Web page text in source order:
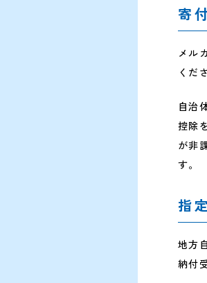
寄
メル
くだ
自治
控除
が非
す。
指
地方
納付